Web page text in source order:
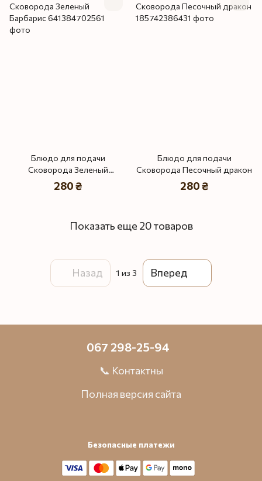
Блюдо для подачи
Сковорода Зеленый
Барбарис
280 ₴
Блюдо для подачи
Сковорода Песочный дракон
280 ₴
Показать еще 20 товаров
Назад 1 из 3 Вперед
067 298-25-94
📞 Контактны
Полная версия сайта
Безопасные платежи